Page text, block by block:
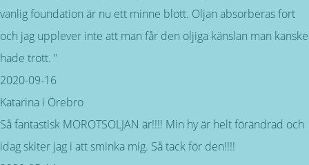
vanlig foundation är nu ett minne blott. Oljan absorberas fort
och jag upplever inte att man får den oljiga känslan man kanske
hade trott. "
2020-09-16
Katarina i Örebro
Så fantastisk MOROTSOLJAN är!!!! Min hy är helt förändrad och
idag skiter jag i att sminka mig. Så tack för den!!!!